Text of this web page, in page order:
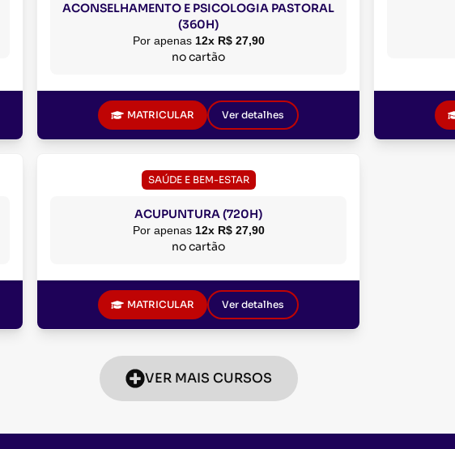
ACONSELHAMENTO E PSICOLOGIA PASTORAL
(360H)
Por apenas 12x R$ 27,90
no cartão
MATRICULAR Ver detalhes
SAÚDE E BEM-ESTAR
ACUPUNTURA (720H)
Por apenas 12x R$ 27,90
no cartão
MATRICULAR Ver detalhes
VER MAIS CURSOS